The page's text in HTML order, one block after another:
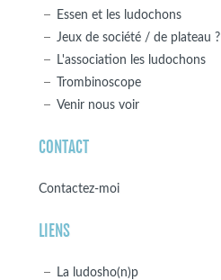
Essen et les ludochons
Jeux de société / de plateau ?
L'association les ludochons
Trombinoscope
Venir nous voir
CONTACT
Contactez-moi
LIENS
La ludosho(n)p